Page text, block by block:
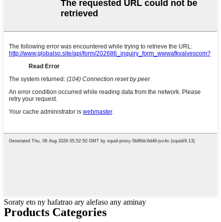
Soraty eto ny hafatrao ary alefaso any aminay
Products Categories